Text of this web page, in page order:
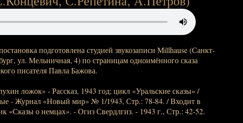
подготовлена студией звукозаписи Millhause (Санкт-
ул. Мельничная, 4) по страницам одноимённого сказа
писателя Павла Бажова.
ложок» - Рассказ, 1943 год; цикл «Уральские сказы» /
- Журнал «Новый мир» № 1/1943, Стр.: 78-84. / Входит в
«Сказы о немцах». - Огиз Свердлгиз. - 1943 г., Стр.: 42-52.